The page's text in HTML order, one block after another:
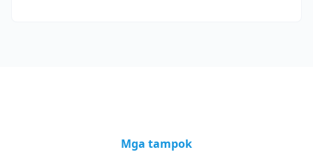
Mga tampok